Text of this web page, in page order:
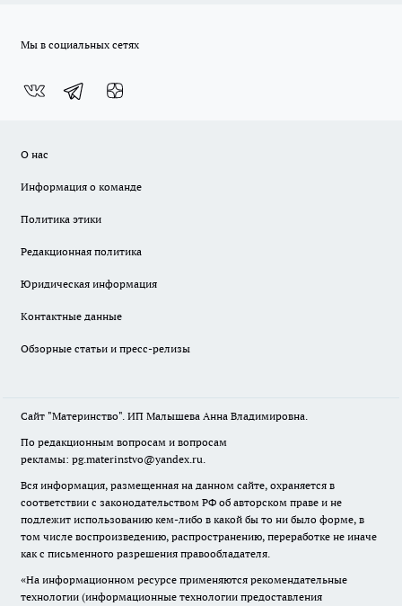
Мы в социальных сетях
О нас
Информация о команде
Политика этики
Редакционная политика
Юридическая информация
Контактные данные
Обзорные статьи и пресс-релизы
Сайт "Материнство". ИП Малышева Анна Владимировна.
По редакционным вопросам и вопросам
рекламы: pg.materinstvo@yandex.ru.
Вся информация, размещенная на данном сайте, охраняется в
соответствии с законодательством РФ об авторском праве и не
подлежит использованию кем-либо в какой бы то ни было форме, в
том числе воспроизведению, распространению, переработке не иначе
как с письменного разрешения правообладателя.
«На информационном ресурсе применяются рекомендательные
технологии (информационные технологии предоставления